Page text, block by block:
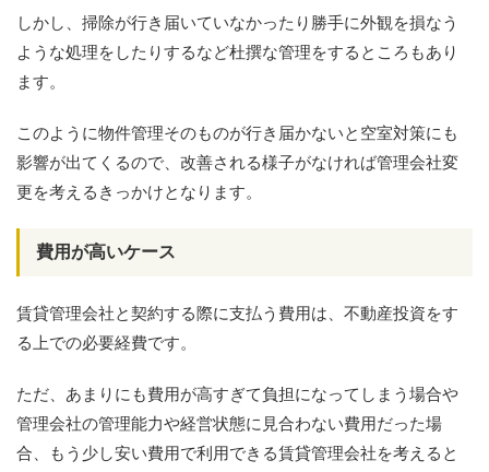
しかし、掃除が行き届いていなかったり勝手に外観を損なう
ような処理をしたりするなど杜撰な管理をするところもあり
ます。
このように物件管理そのものが行き届かないと空室対策にも
影響が出てくるので、改善される様子がなければ管理会社変
更を考えるきっかけとなります。
費用が高いケース
賃貸管理会社と契約する際に支払う費用は、不動産投資をす
る上での必要経費です。
ただ、あまりにも費用が高すぎて負担になってしまう場合や
管理会社の管理能力や経営状態に見合わない費用だった場
合、もう少し安い費用で利用できる賃貸管理会社を考えると